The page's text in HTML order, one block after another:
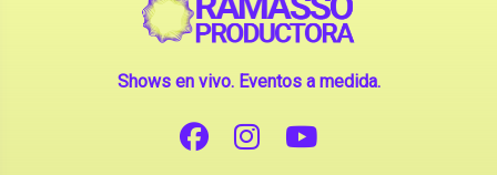
Shows en vivo. Eventos a medida.